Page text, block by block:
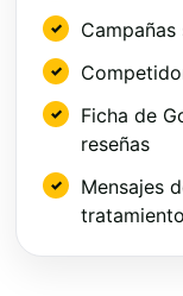
Ficha de
reseñas
Mensajes